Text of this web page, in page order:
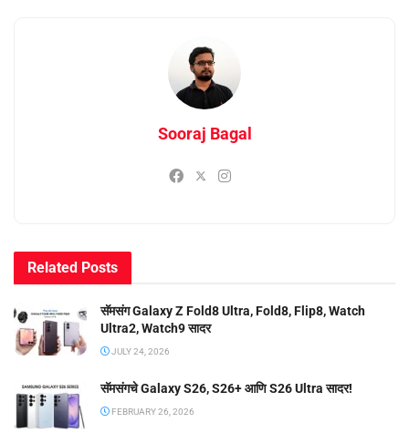
Sooraj Bagal
Related Posts
सॅमसंग Galaxy Z Fold8 Ultra, Fold8, Flip8, Watch
Ultra2, Watch9 सादर
JULY 24, 2026
सॅमसंगचे Galaxy S26, S26+ आणि S26 Ultra सादर!
FEBRUARY 26, 2026